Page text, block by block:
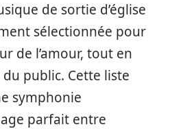
de sortie d’église
sélectionnée pour
de l’amour, tout en
public. Cette liste
symphonie
parfait entre